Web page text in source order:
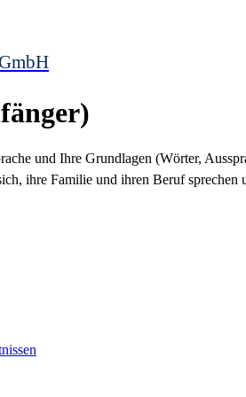
und Ihre Grundlagen (Wörter,
ihre Familie und ihren Beruf